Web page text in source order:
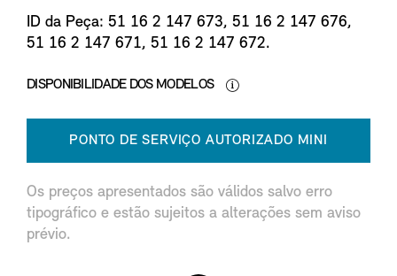
ID da Peça: 51 16 2 147 673, 51 16 2 147 676,
51 16 2 147 671, 51 16 2 147 672.
DISPONIBILIDADE DOS MODELOS
PONTO DE SERVIÇO AUTORIZADO MINI
Os preços apresentados são válidos salvo erro
tipográfico e estão sujeitos a alterações sem aviso
prévio.